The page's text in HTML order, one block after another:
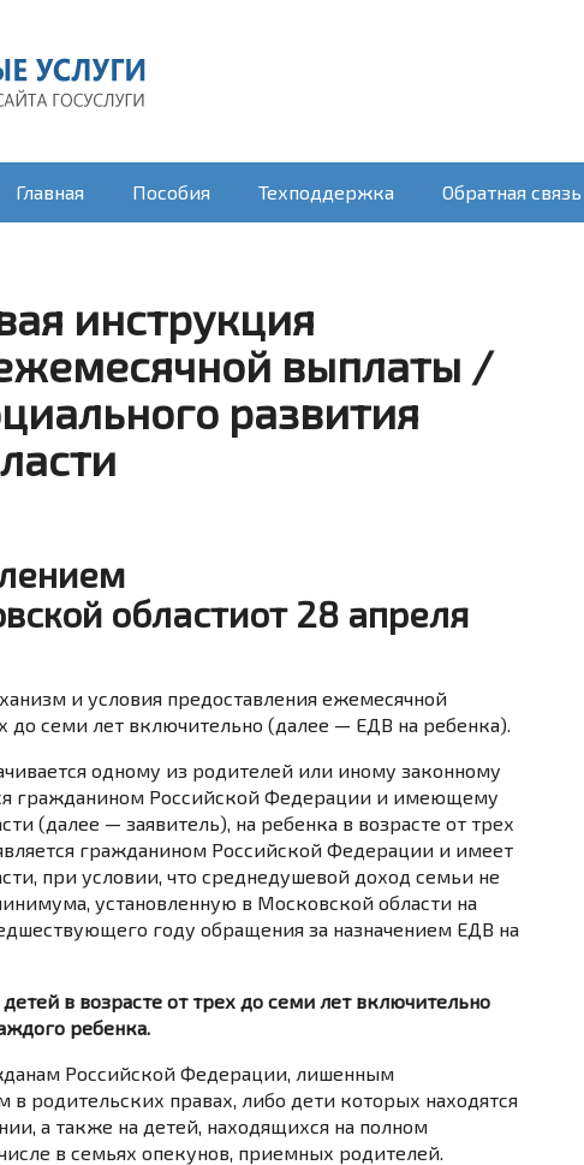
Главная Пособия Техподдержка Обратная связь
инструкция
выплаты /
развития
областиот 28 апреля
и условия предоставления ежемесячной
до семи лет включительно (далее — ЕДВ на ребенка).
одному из родителей или иному законному
гражданином Российской Федерации и имеющему
(далее — заявитель), на ребенка в возрасте от трех
гражданином Российской Федерации и имеет
при условии, что среднедушевой доход семьи не
установленную в Московской области на
году обращения за назначением ЕДВ на
в возрасте от трех до семи лет включительно
ребенка.
Российской Федерации, лишенным
родительских правах, либо дети которых находятся
а также на детей, находящихся на полном
в семьях опекунов, приемных родителей.